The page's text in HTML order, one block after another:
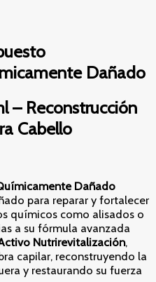
Dañado
– Reconstrucción
Cabello
Dañado
para reparar y fortalecer
químicos como alisados o
a su fórmula avanzada
Nutrirevitalización,
capilar, reconstruyendo la
y restaurando su fuerza